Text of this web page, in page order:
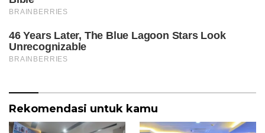
Rekomendasi untuk kamu